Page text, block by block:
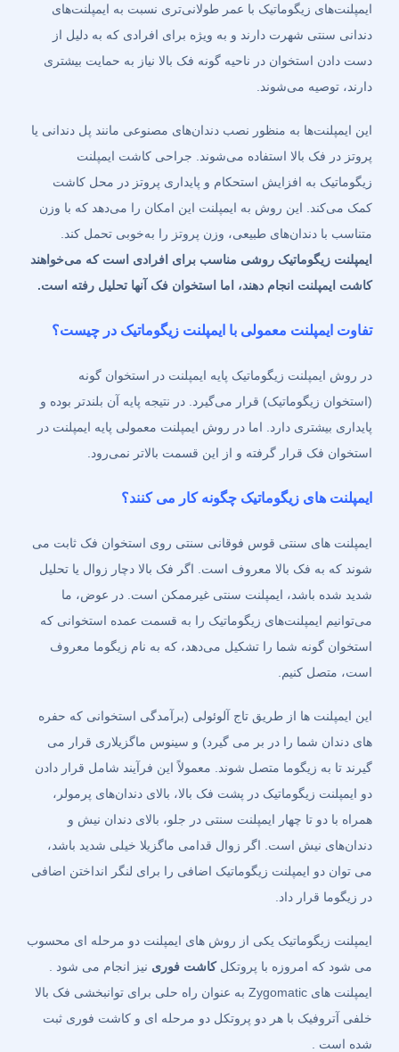
ایمپلنت‌های زیگوماتیک با عمر طولانی‌تری نسبت به ایمپلنت‌های
دندانی سنتی شهرت دارند و به ویژه برای افرادی که به دلیل از
دست دادن استخوان در ناحیه گونه فک بالا نیاز به حمایت بیشتری
دارند، توصیه می‌شوند.
این ایمپلنت‌ها به منظور نصب دندان‌های مصنوعی مانند پل دندانی یا
پروتز در فک بالا استفاده می‌شوند. جراحی کاشت ایمپلنت
زیگوماتیک به افزایش استحکام و پایداری پروتز در محل کاشت
کمک می‌کند. این روش به ایمپلنت این امکان را می‌دهد که با وزن
متناسب با دندان‌های طبیعی، وزن پروتز را به‌خوبی تحمل کند.
ایمپلنت زیگوماتیک روشی مناسب برای افرادی است که می‌خواهند
کاشت ایمپلنت انجام دهند، اما استخوان فک آنها تحلیل رفته است.
تفاوت ایمپلنت معمولی با ایمپلنت زیگوماتیک در چیست؟
در روش ایمپلنت زیگوماتیک پایه ایمپلنت در استخوان گونه
(استخوان زیگوماتیک) قرار می‌گیرد. در نتیجه پایه آن بلندتر بوده و
پایداری بیشتری دارد. اما در روش ایمپلنت معمولی پایه ایمپلنت در
استخوان فک قرار گرفته و از این قسمت بالاتر نمی‌رود.
ایمپلنت های زیگوماتیک چگونه کار می کنند؟
ایمپلنت های سنتی قوس فوقانی سنتی روی استخوان فک ثابت می
شوند که به فک بالا معروف است. اگر فک بالا دچار زوال یا تحلیل
شدید شده باشد، ایمپلنت سنتی غیرممکن است. در عوض، ما
می‌توانیم ایمپلنت‌های زیگوماتیک را به قسمت عمده استخوانی که
استخوان گونه شما را تشکیل می‌دهد، که به نام زیگوما معروف
است، متصل کنیم.
این ایمپلنت ها از طریق تاج آلوئولی (برآمدگی استخوانی که حفره
های دندان شما را در بر می گیرد) و سینوس ماگزیلاری قرار می
گیرند تا به زیگوما متصل شوند. معمولاً این فرآیند شامل قرار دادن
دو ایمپلنت زیگوماتیک در پشت فک بالا، بالای دندان‌های پرمولر،
همراه با دو تا چهار ایمپلنت سنتی در جلو، بالای دندان نیش و
دندان‌های نیش است. اگر زوال قدامی ماگزیلا خیلی شدید باشد،
می توان دو ایمپلنت زیگوماتیک اضافی را برای لنگر انداختن اضافی
در زیگوما قرار داد.
ایمپلنت زیگوماتیک یکی از روش های ایمپلنت دو مرحله ای محسوب
می شود که امروزه با پروتکلکاشت فوری نیز انجام می شود .
ایمپلنت های Zygomatic به عنوان راه حلی برای توانبخشی فک بالا
خلفی آتروفیک با هر دو پروتکل دو مرحله ای و کاشت فوری ثبت
شده است .